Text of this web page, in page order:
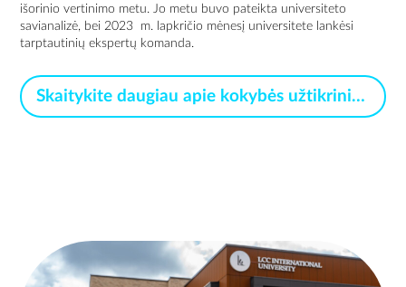
išorinio vertinimo metu. Jo metu buvo pateikta universiteto
savianalizė, bei 2023 m. lapkričio mėnesį universitete lankėsi
tarptautinių ekspertų komanda.
Skaitykite daugiau apie kokybės užtikrinimą >